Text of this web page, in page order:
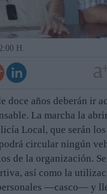
H.
doce años deberán ir
La marcha la
Local, que serán
circular ningún
de la organización.
así como la
—casco— y